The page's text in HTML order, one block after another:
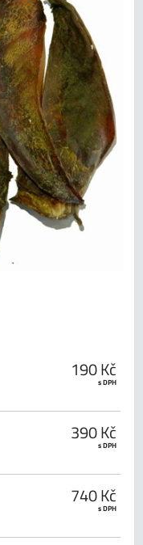
190 Kč
s DPH
390 Kč
s DPH
740 Kč
s DPH